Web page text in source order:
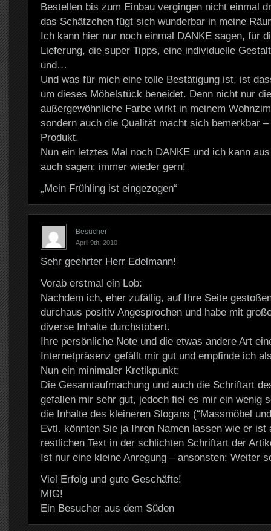
Bestellen bis zum Einbau vergingen nicht einmal
das Schätzchen fügt sich wunderbar in meine
Ich kann hier nur noch einmal DANKE sagen, für
Lieferung, die super Tipps, eine individuelle
und…
Und was für mich eine tolle Bestätigung ist, ist
um dieses Möbelstück beneidet. Denn nicht nur
außergewöhnliche Farbe wirkt in meinem
sondern auch die Qualität macht sich bemerkbar
Produkt.
Nun ein letztes Mal noch DANKE und ich kann
auch sagen: immer wieder gern!
„Mein Frühling ist eingezogen“
Besucher
April 9th, 2010
Sehr geehrter Herr Edelmann!
Vorab erstmal ein Lob:
Nachdem ich, eher zufällig, auf Ihre Seite
durchaus positiv Angesprochen und habe mit
diverse Inhalte durchstöbert.
Ihre persönliche Note und die etwas andere Art
Internetpräsenz gefällt mir gut und empfinde ich
Nun ein minimaler Kretikpunkt:
Die Gesamtaufmachung und auch die Schriftart
gefallen mir sehr gut, jedoch fiel es mir ein wenig
die Inhalte des kleineren Slogans (“Massmöbel
Evtl. könnten Sie ja Ihren Namen lassen wie er ist
restlichen Text in der schlichten Schriftart der
Ist nur eine kleine Anregung – ansonsten: Weiter
Viel Erfolg und gute Geschäfte!
MfG!
Ein Besucher aus dem Süden